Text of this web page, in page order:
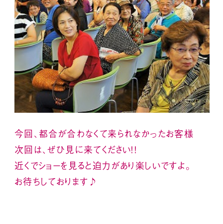
今回、都合が合わなくて来られなかったお客様
次回は、ぜひ 見に来てください！！
近くでショーを見ると迫力があり楽しいですよ。
お待ちしております♪